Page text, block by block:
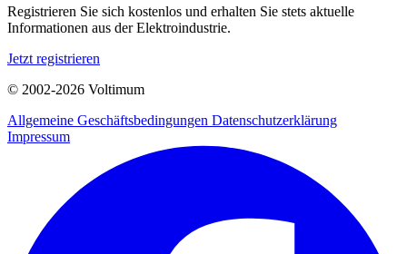
Registrieren Sie sich kostenlos und erhalten Sie stets aktuelle
Informationen aus der Elektroindustrie.
Jetzt registrieren
© 2002-2026 Voltimum
Allgemeine Geschäftsbedingungen Datenschutzerklärung
Impressum